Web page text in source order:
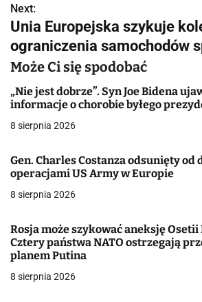
i
g
a
c
j
w
p
i
s
u
Next:
Unia Europejska szykuje
ograniczenia samochodów
Może Ci się spodobać
„Nie jest dobrze”. Syn Joe Bidena
informacje o chorobie byłego
8 sierpnia 2026
Gen. Charles Costanza odsunięty od
operacjami US Army w Europie
8 sierpnia 2026
Rosja może szykować aneksję Osetii
Cztery państwa NATO ostrzegają
planem Putina
8 sierpnia 2026